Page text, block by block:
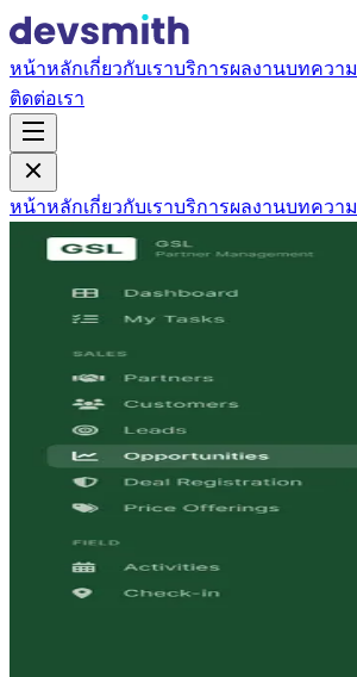
หน้าหลักเกี่ยวกับเราบริการผลงานบทความ
ติดต่อเรา
หน้าหลักเกี่ยวกับเราบริการผลงานบทความ